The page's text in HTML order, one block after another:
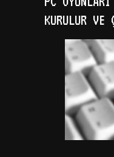
KURULUR VE